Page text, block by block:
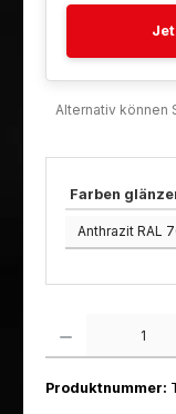
Farben
Produktnummer: